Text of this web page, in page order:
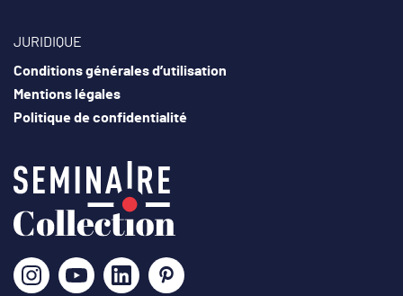
JURIDIQUE
Conditions générales d’utilisation
Mentions légales
Politique de confidentialité